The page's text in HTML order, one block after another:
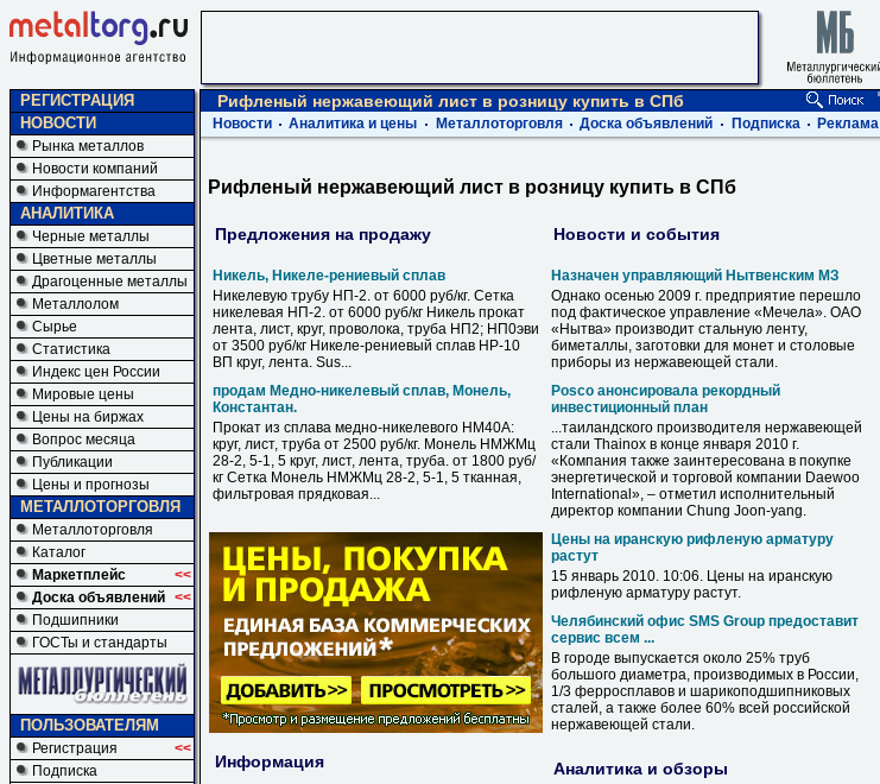
РЕГИСТРАЦИЯ
НОВОСТИ
Рынка металлов
Новости компаний
Информагентства
АНАЛИТИКА
Черные металлы
Цветные металлы
Драгоценные металлы
Металлолом
Сырье
Статистика
Индекс цен России
Мировые цены
Цены на биржах
Вопрос месяца
Публикации
Цены и прогнозы
МЕТАЛЛОТОРГОВЛЯ
Металлоторговля
Каталог
Маркетплейс
<<
Доска объявлений <<
Подшипники
ГОСТы и стандарты
ПОЛЬЗОВАТЕЛЯМ
Регистрация
<<
Подписка
Рифленый нержавеющий лист в розницу купить в СПб
Новости Аналитика и цены Металлоторговля Доска объявлений Подписка Реклама
Рифленый нержавеющий лист в розницу купить в СПб
Предложения на продажу
Никель, Никеле-рениевый сплав
Никелевую трубу НП-2. от 6000 руб/кг. Сетка
никелевая НП-2. от 6000 руб/кг Никель прокат
лента, лист, круг, проволока, труба НП2; НП0эви
от 3500 руб/кг Никеле-рениевый сплав НР-10
ВП круг, лента. Sus...
продам Медно-никелевый сплав, Монель,
Константан.
Прокат из сплава медно-никелевого НМ40А:
круг, лист, труба от 2500 руб/кг. Монель НМЖМц
28-2, 5-1, 5 круг, лист, лента, труба. от 1800 руб/
кг Сетка Монель НМЖМц 28-2, 5-1, 5 тканная,
фильтровая прядковая...
Информация
Новости и события
Назначен управляющий Нытвенским МЗ
Однако осенью 2009 г. предприятие перешло
под фактическое управление «Мечела». ОАО
«Нытва» производит стальную ленту,
биметаллы, заготовки для монет и столовые
приборы из нержавеющей стали.
Posco анонсировала рекордный
инвестиционный план
...таиландского производителя нержавеющей
стали Thainox в конце января 2010 г.
«Компания также заинтересована в покупке
энергетической и торговой компании Daewoo
International», – отметил исполнительный
директор компании Chung Joon-yang.
Цены на иранскую рифленую арматуру
растут
15 январь 2010. 10:06. Цены на иранскую
рифленую арматуру растут.
Челябинский офис SMS Group предоставит
сервис всем ...
В городе выпускается около 25% труб
большого диаметра, производимых в России,
1/3 ферросплавов и шарикоподшипниковых
сталей, а также более 60% всей российской
нержавеющей стали.
Аналитика и обзоры